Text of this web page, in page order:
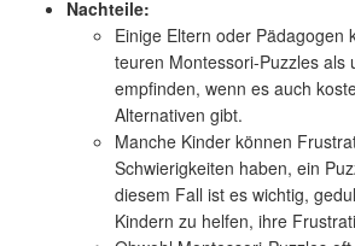
Nachteile:
Einige Eltern oder Pädagogen
teuren Montessori-Puzzles als
empfinden, wenn es auch
Alternativen gibt.
Manche Kinder können
Schwierigkeiten haben, ein
diesem Fall ist es wichtig,
Kindern zu helfen, ihre